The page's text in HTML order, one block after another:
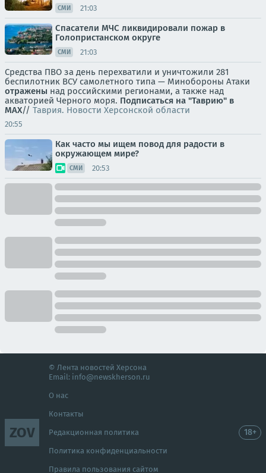
СМИ 21:03
Спасатели МЧС ликвидировали пожар в
Голопристанском округе
СМИ 21:03
Средства ПВО за день перехватили и уничтожили 281
беспилотник ВСУ самолетного типа — Минобороны Атаки
отражены над российскими регионами, а также над
акваторией Черного моря. Подписаться на "Таврию" в
MAX// Таврия. Новости Херсонской области
20:55
Как часто мы ищем повод для радости в
окружающем мире?
СМИ 20:53
ZOV
© Лента новостей Херсона
Email: info@newskherson.ru
О нас
Контакты
Редакционная политика
Политика конфиденциальности
Правила пользования сайтом
18+